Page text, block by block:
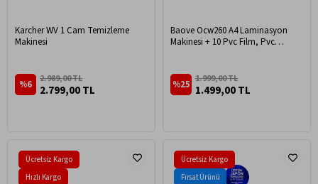
Karcher WV 1 Cam Temizleme
Makinesi
2.799,00 TL
2.989,00 TL
%6
Baove Ocw260 A4 Laminasyon
Makinesi + 10 Pvc Film, Pvc
1.499,00 TL
1.999,00 TL
%25
Ücretsiz Kargo
Hızlı Kargo
Ücretsiz Kargo
Fırsat Ürünü